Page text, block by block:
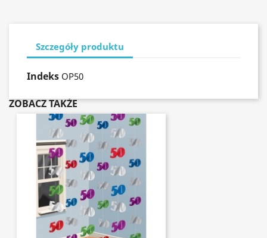
Szczegóły produktu
Indeks OP50
ZOBACZ TAKŻE